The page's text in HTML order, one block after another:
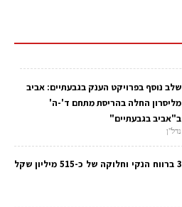
שלב נוסף בפרויקט הענק בגבעתיים: אביב
מליסרון החלה בהריסת מתחם ד'-ה'
ב"אביב בגבעתיים"
נדל"ן
בזק ברבעון השני: זינוק של 38% ברווח הנקי וחלוקה של כ-515 מיליון שקל